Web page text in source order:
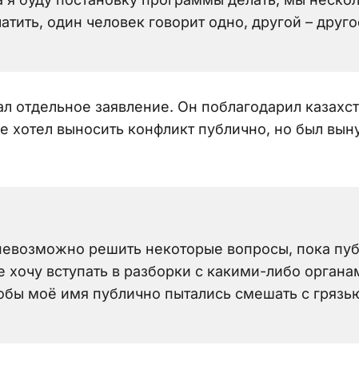
один человек говорит одно, другой –
заявление. Он поблагодарил
хотел выносить конфликт публично, но был
решить некоторые вопросы, пока
вступать в разборки с какими-либо
моё имя публично пытались смешать с